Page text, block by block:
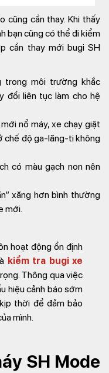
cũng cần thay. Khi thấy
bạn cũng có thể đi kiểm
cần thay mới bugi SH
trong môi trường khắc
đổi liên tục làm cho hệ
nổ máy, xe chạy giật
chế độ ga-lăng-ti không
có màu gạch non nên
xăng hơn bình thường
mới.
hoạt động ổn định
kiểm tra bugi xe
Thông qua việc
hiệu cảnh báo sớm
thời để đảm bảo
mình.
SH Mode